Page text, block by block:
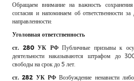
РЕКЛАМОДАТЕЛЯМ
ОБЪЯВЛЕНИЯ
КОНТАКТЫ
Обращаем внимание на важность
согласия и напоминаем об ответственности за
направленности:
Уголовная ответственность
ст. 280 УК РФПубличные призывы к
деятельности наказываются штрафом до
свободы на срок до 5 лет.
ст. 282 УК РФВозбуждение ненависти